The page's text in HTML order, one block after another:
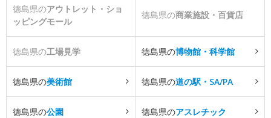
徳島県のアウトレット・ショ
ッピングモール
徳島県の商業施設・百貨店
徳島県の工場見学 徳島県の博物館・科学館
徳島県の美術館 徳島県の道の駅・SA/PA
徳島県の公園 徳島県のアスレチック